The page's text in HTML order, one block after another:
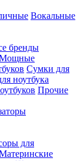
Вокальные
бренды
Сумки для
ноутбука
Прочие
для